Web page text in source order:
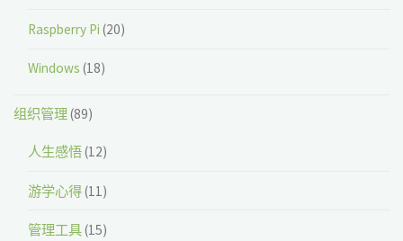
Raspberry Pi (20)
Windows (18)
组织管理(89)
人生感悟(12)
游学心得(11)
管理工具(15)